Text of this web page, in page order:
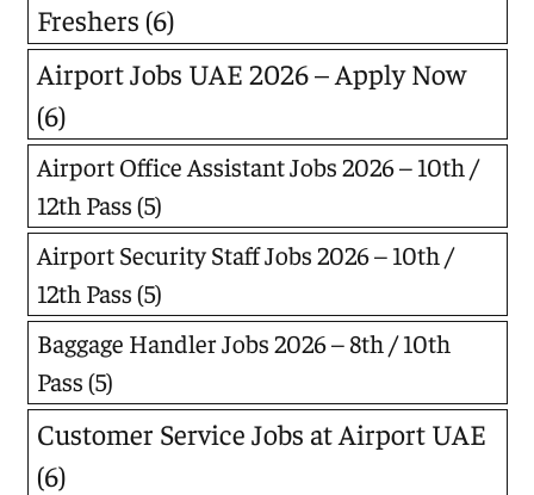
Freshers (6)
Airport Jobs UAE 2026 – Apply Now
(6)
Airport Office Assistant Jobs 2026 – 10th /
12th Pass(5)
Airport Security Staff Jobs 2026 – 10th /
12th Pass(5)
Baggage Handler Jobs 2026 – 8th / 10th
Pass(5)
Customer Service Jobs at Airport UAE
(6)